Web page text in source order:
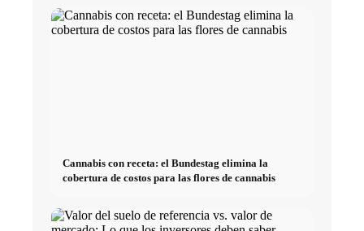
Cannabis con receta: el Bundestag elimina la
cobertura de costos para las flores de cannabis